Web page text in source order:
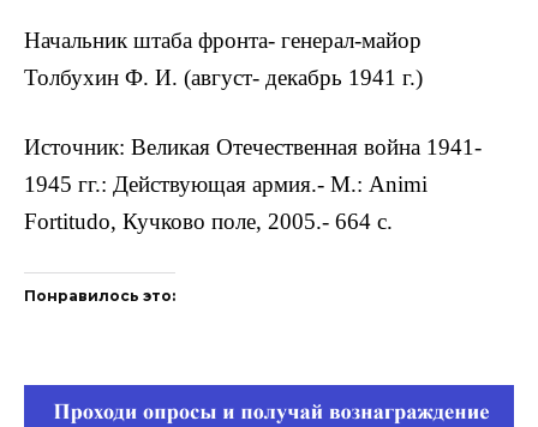
Начальник штаба фронта- генерал-майор
Толбухин Ф. И. (август- декабрь 1941 г.)
Источник: Великая Отечественная война 1941-
1945 гг.: Действующая армия.- М.: Animi
Fortitudo, Кучково поле, 2005.- 664 с.
Понравилось это: